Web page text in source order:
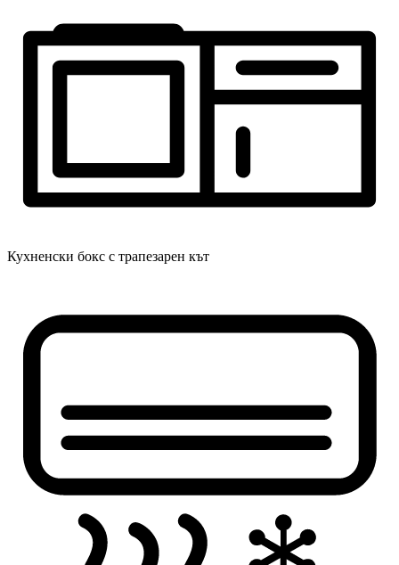
Кухненски бокс с трапезарен кът